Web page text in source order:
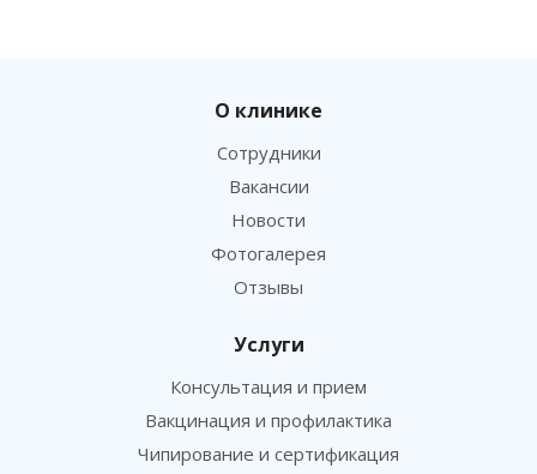
О клинике
Сотрудники
Вакансии
Новости
Фотогалерея
Отзывы
Услуги
Консультация и прием
Вакцинация и профилактика
Чипирование и сертификация